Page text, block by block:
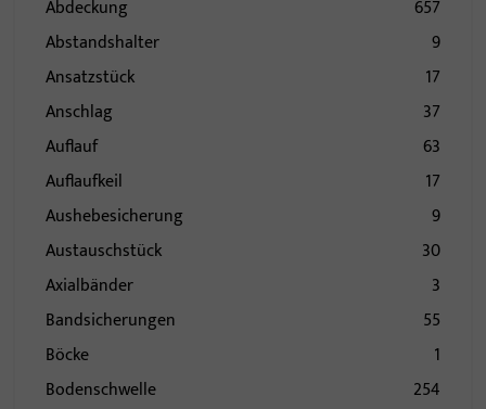
Abdeckung
657
Abstandshalter
9
Ansatzstück
17
Anschlag
37
Auflauf
63
Auflaufkeil
17
Aushebesicherung
9
Austauschstück
30
Axialbänder
3
Bandsicherungen
55
Böcke
1
Bodenschwelle
254